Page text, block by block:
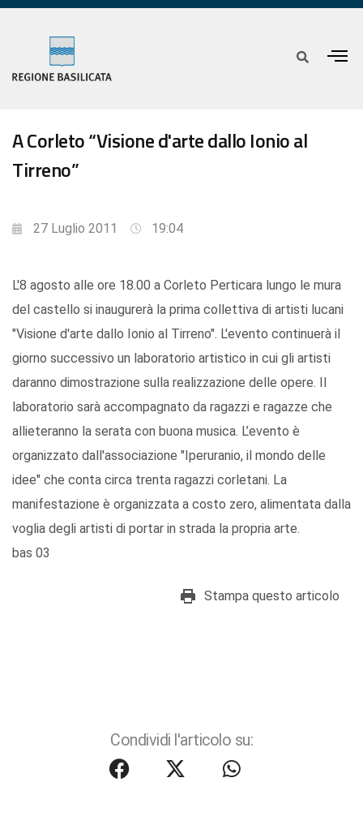
A Corleto “Visione d'arte dallo Ionio al
Tirreno”
27 Luglio 2011 19:04
L'8 agosto alle ore 18.00 a Corleto Perticara lungo le mura
del castello si inaugurerà la prima collettiva di artisti lucani
"Visione d'arte dallo Ionio al Tirreno". L'evento continuerà il
giorno successivo un laboratorio artistico in cui gli artisti
daranno dimostrazione sulla realizzazione delle opere. Il
laboratorio sarà accompagnato da ragazzi e ragazze che
allieteranno la serata con buona musica. L’evento è
organizzato dall'associazione "Iperuranio, il mondo delle
idee" che conta circa trenta ragazzi corletani. La
manifestazione è organizzata a costo zero, alimentata dalla
voglia degli artisti di portar in strada la propria arte.
bas 03
Stampa questo articolo
Condividi l'articolo su: